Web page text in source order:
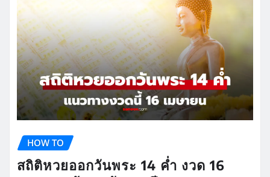
HOW TO
สถิติหวยออกวันพระ 14 ค่ำ งวด 16